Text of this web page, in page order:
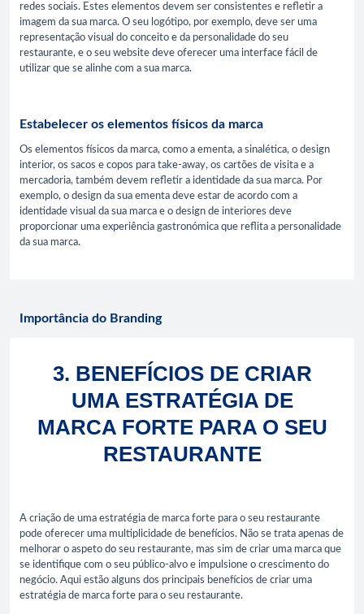
redes sociais. Estes elementos devem ser consistentes e refletir a
imagem da sua marca. O seu logótipo, por exemplo, deve ser uma
representação visual do conceito e da personalidade do seu
restaurante, e o seu website deve oferecer uma interface fácil de
utilizar que se alinhe com a sua marca.
Estabelecer os elementos físicos da marca
Os elementos físicos da marca, como a ementa, a sinalética, o design
interior, os sacos e copos para take-away, os cartões de visita e a
mercadoria, também devem refletir a identidade da sua marca. Por
exemplo, o design da sua ementa deve estar de acordo com a
identidade visual da sua marca e o design de interiores deve
proporcionar uma experiência gastronómica que reflita a personalidade
da sua marca.
Importância do Branding
3. BENEFÍCIOS DE CRIAR
UMA ESTRATÉGIA DE
MARCA FORTE PARA O SEU
RESTAURANTE
A criação de uma estratégia de marca forte para o seu restaurante
pode oferecer uma multiplicidade de benefícios. Não se trata apenas de
melhorar o aspeto do seu restaurante, mas sim de criar uma marca que
se identifique com o seu público-alvo e impulsione o crescimento do
negócio. Aqui estão alguns dos principais benefícios de criar uma
estratégia de marca forte para o seu restaurante.